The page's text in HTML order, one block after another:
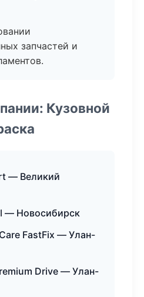
запчастей и
Кузовной
— Великий
— Новосибирск
FastFix — Улан-
Drive — Улан-